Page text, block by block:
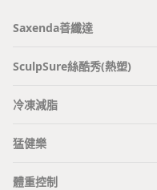
Saxenda善纖達
SculpSure絲酷秀(熱塑)
冷凍減脂
猛健樂
體重控制